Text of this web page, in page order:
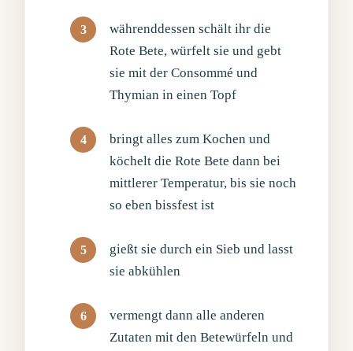
währenddessen schält ihr die
Rote Bete, würfelt sie und gebt
sie mit der Consommé und
Thymian in einen Topf
bringt alles zum Kochen und
köchelt die Rote Bete dann bei
mittlerer Temperatur, bis sie noch
so eben bissfest ist
gießt sie durch ein Sieb und lasst
sie abkühlen
vermengt dann alle anderen
Zutaten mit den Betewürfeln und